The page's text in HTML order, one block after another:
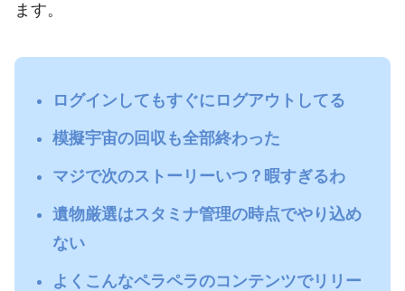
ます。
ログインしてもすぐにログアウトしてる
模擬宇宙の回収も全部終わった
マジで次のストーリーいつ？暇すぎるわ
遺物厳選はスタミナ管理の時点でやり込め
ない
よくこんなペラペラのコンテンツでリリー